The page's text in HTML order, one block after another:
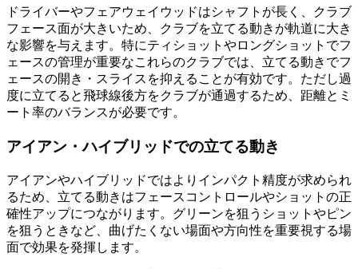
ドライバーやフェアウェイウッドはシャフトが長く、クラブ
フェース面が大きいため、クラブを立てる動きが軌道に大き
な影響を与えます。特にティショットやロングショットでフ
ェースの管理が重要なこれらのクラブでは、立てる動きでフ
ェースの開き・スライスを抑えることが有効です。ただし過
度に立てると飛球線後方をクラブが通過するため、距離とミ
ート率のバランスが必要です。
アイアン・ハイブリッドでの立てる動き
アイアンやハイブリッドではよりインパクト精度が求められ
るため、立てる動きはフェースコントロールやショットの正
確性アップにつながります。グリーンを狙うショットやピン
を狙うときなど、曲げたくない場面や方向性を重要視する場
面で効果を発揮します。